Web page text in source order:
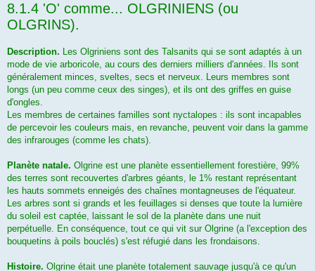
8.1.4 'O' comme... OLGRINIENS (ou
OLGRINS).
Description. Les Olgriniens sont des Talsanits qui se sont adaptés à un
mode de vie arboricole, au cours des derniers milliers d'années. Ils sont
généralement minces, sveltes, secs et nerveux. Leurs membres sont
longs (un peu comme ceux des singes), et ils ont des griffes en guise
d'ongles.
Les membres de certaines familles sont nyctalopes : ils sont incapables
de percevoir les couleurs mais, en revanche, peuvent voir dans la gamme
des infrarouges (comme les chats).
Planète natale. Olgrine est une planète essentiellement forestière, 99%
des terres sont recouvertes d'arbres géants, le 1% restant représentant
les hauts sommets enneigés des chaînes montagneuses de l'équateur.
Les arbres sont si grands et les feuillages si denses que toute la lumière
du soleil est captée, laissant le sol de la planète dans une nuit
perpétuelle. En conséquence, tout ce qui vit sur Olgrine (a l'exception des
bouquetins à poils bouclés) s'est réfugié dans les frondaisons.
Histoire. Olgrine était une planète totalement sauvage jusqu'à ce qu'un